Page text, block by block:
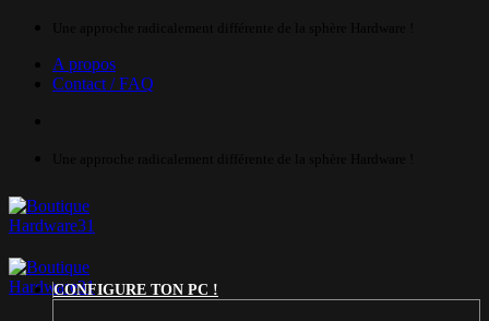
contenuA propos
Contact / FAQ
CONFIGURE TON PC !